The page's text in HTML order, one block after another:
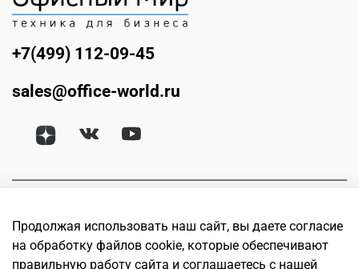
+7(499) 112-09-45
sales@office-world.ru
Продолжая использовать наш сайт, вы даете согласие
на обработку файлов cookie, которые обеспечивают
правильную работу сайта и соглашаетесь с нашей